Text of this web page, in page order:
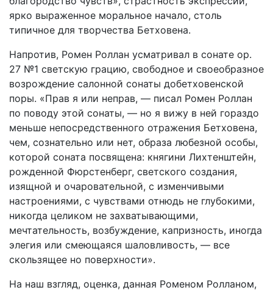
ярко выраженное моральное начало, столь
типичное для творчества Бетховена.
Напротив, Ромен Роллан усматривал в сонате ор.
27 №1 светскую грацию, свободное и своеобразное
возрождение салонной сонаты добетховенской
поры. «Прав я или неправ, — писал Ромен Роллан
по поводу этой сонаты, — но я вижу в ней гораздо
меньше непосредственного отражения Бетховена,
чем, сознательно или нет, образа любезной особы,
которой соната посвящена: княгини Лихтенштейн,
рожденной Фюрстенберг, светского создания,
изящной и очаровательной, с изменчивыми
настроениями, с чувствами отнюдь не глубокими,
никогда целиком не захватывающими,
мечтательность, возбуждение, капризность, иногда
элегия или смеющаяся шаловливость, — все
скользящее но поверхности».
На наш взгляд, оценка, данная Роменом Ролланом,